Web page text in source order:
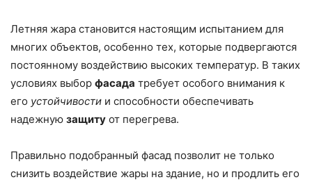
Летняя жара становится настоящим испытанием для
многих объектов, особенно тех, которые подвергаются
постоянному воздействию высоких температур. В таких
условиях выбор фасада требует особого внимания к
его устойчивости и способности обеспечивать
надежную защиту от перегрева.
Правильно подобранный фасад позволит не только
снизить воздействие жары на здание, но и продлить его